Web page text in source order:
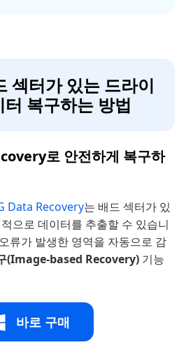
섹터가 있는 드라이
복구하는 방법
로 안전하게 복구하
Data Recovery는 배드 섹터가 있
으로 데이터를 추출할 수 있습니
류가 발생한 영역을 자동으로 감
(Image-based Recovery) 기능
바로 구매